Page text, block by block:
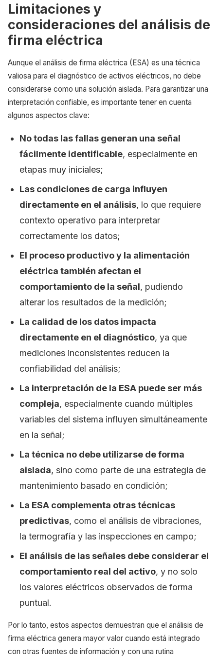
Limitaciones y
consideraciones del análisis de
firma eléctrica
Aunque el análisis de firma eléctrica (ESA) es una técnica
valiosa para el diagnóstico de activos eléctricos, no debe
considerarse como una solución aislada. Para garantizar una
interpretación confiable, es importante tener en cuenta
algunos aspectos clave:
No todas las fallas generan una señal
fácilmente identificable, especialmente en
etapas muy iniciales;
Las condiciones de carga influyen
directamente en el análisis, lo que requiere
contexto operativo para interpretar
correctamente los datos;
El proceso productivo y la alimentación
eléctrica también afectan el
comportamiento de la señal, pudiendo
alterar los resultados de la medición;
La calidad de los datos impacta
directamente en el diagnóstico, ya que
mediciones inconsistentes reducen la
confiabilidad del análisis;
La interpretación de la ESA puede ser más
compleja, especialmente cuando múltiples
variables del sistema influyen simultáneamente
en la señal;
La técnica no debe utilizarse de forma
aislada, sino como parte de una estrategia de
mantenimiento basado en condición;
La ESA complementa otras técnicas
predictivas, como el análisis de vibraciones,
la termografía y las inspecciones en campo;
El análisis de las señales debe considerar el
comportamiento real del activo, y no solo
los valores eléctricos observados de forma
puntual.
Por lo tanto, estos aspectos demuestran que el análisis de
firma eléctrica genera mayor valor cuando está integrado
con otras fuentes de información y con una rutina